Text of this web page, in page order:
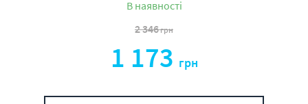
В наявності
2 346грн
1 173 грн